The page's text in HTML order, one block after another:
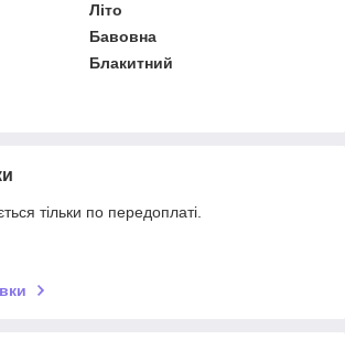
Літо
Бавовна
Блакитний
тільки по передоплаті.